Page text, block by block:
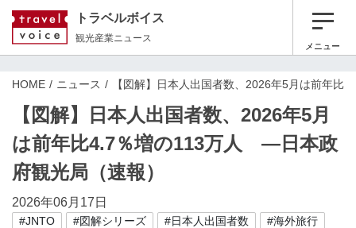
トラベルボイス
観光産業ニュース
メニュー
HOME ニュース 【図解】日本人出国者数、2026年5月は前年
【図解】日本人出国者数、2026年5月
は前年比4.7％増の113万人 ―日本政
府観光局（速報）
2026年06月17日
#JNTO #図解シリーズ #日本人出国者数
#海外旅行